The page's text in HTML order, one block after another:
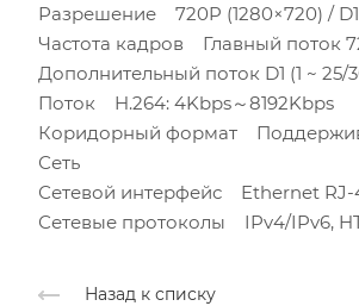
Разрешение 720P (1280×720) /
Частота кадров Главный поток
Дополнительный поток D1 (1 ~ 25/
Поток H.264: 4Kbps～8192Kbps
Коридорный формат
Сеть
Сетевой интерфейс Ethernet RJ-
Сетевые протоколы IPv4/IPv6,
Назад к списку